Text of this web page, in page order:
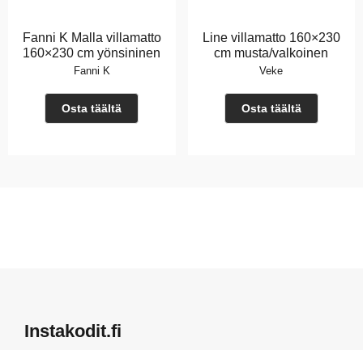
Fanni K Malla villamatto
160×230 cm yönsininen
Fanni K
Osta täältä
Line villamatto 160×230
cm musta/valkoinen
Veke
Osta täältä
Instakodit.fi